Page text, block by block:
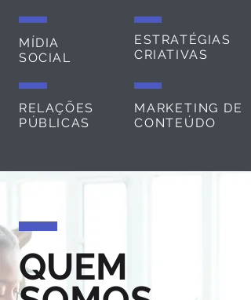
MÍDIA
SOCIAL
RELAÇÕES
PÚBLICAS
ESTRATÉGIAS
CRIATIVAS
MARKETING DE
CONTEÚDO
QUEM